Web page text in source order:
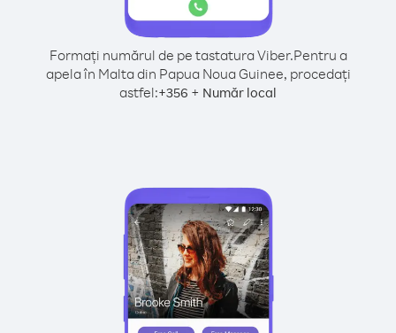
Formați numărul de pe tastatura Viber.Pentru a
apela în Malta din Papua Noua Guinee, procedați
astfel:+356 + Număr local